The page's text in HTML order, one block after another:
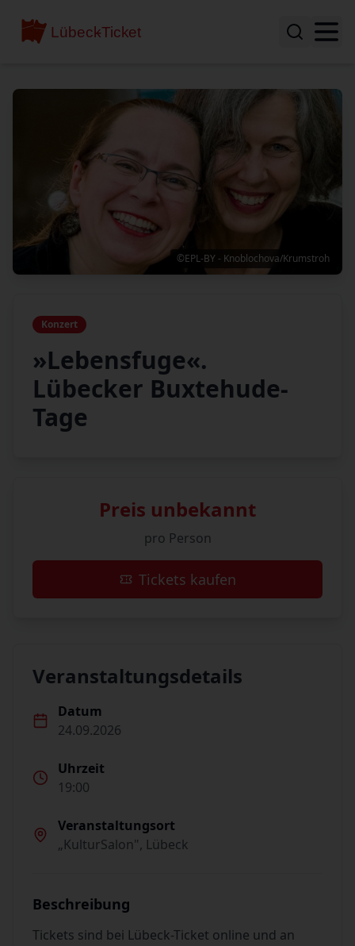
©EPL-BY - Knoblochova/Krumstroh
Konzert
»Lebensfuge«.
Lübecker Buxtehude-
Tage
Preis unbekannt
pro Person
Tickets kaufen
Veranstaltungsdetails
Datum
24.09.2026
Uhrzeit
19:00
Veranstaltungsort
„KulturSalon", Lübeck
Beschreibung
Tickets sind bei Lübeck-Ticket online und an